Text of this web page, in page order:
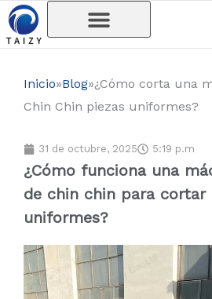
al
Inicio»Blog»¿Cómo corta una
Chin Chin piezas uniformes?
31 de octubre, 2025 5:19 p.m
¿Cómo funciona una
de chin chin para cortar
uniformes?